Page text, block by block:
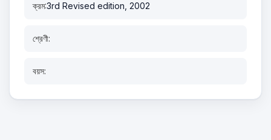
ক্রম:3rd Revised edition, 2002
শ্রেণী:
বয়স: